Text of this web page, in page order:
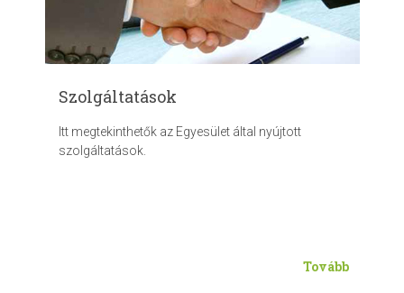
Szolgáltatások
Itt megtekinthetők az Egyesület által nyújtott
szolgáltatások.
Tovább